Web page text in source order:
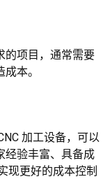
的项目，通常需要
本。
加工设备，可以
经验丰富、具备成
现更好的成本控制